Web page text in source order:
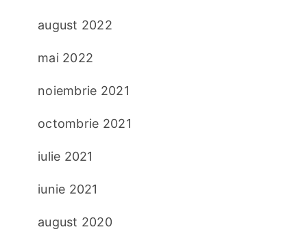
august 2022
mai 2022
noiembrie 2021
octombrie 2021
iulie 2021
iunie 2021
august 2020